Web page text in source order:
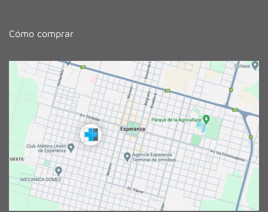
Cómo comprar